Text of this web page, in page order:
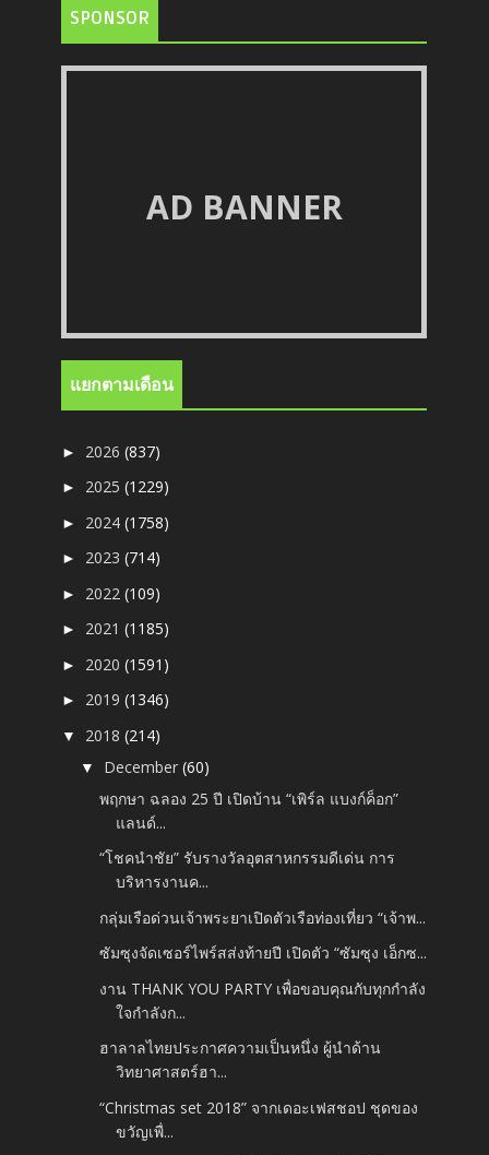
SPONSOR
AD BANNER
แยกตามเดือน
► 2026(837)
► 2025(1229)
► 2024(1758)
► 2023(714)
► 2022(109)
► 2021(1185)
► 2020(1591)
► 2019(1346)
▼ 2018(214)
▼ December(60)
พฤกษา ฉลอง 25 ปี เปิดบ้าน “เพิร์ล แบงก์ค็อก”
แลนด์...
“โชคนำชัย” รับรางวัลอุตสาหกรรมดีเด่น การ
บริหารงานค...
กลุ่มเรือด่วนเจ้าพระยาเปิดตัวเรือท่องเที่ยว “เจ้าพ...
ซัมซุงจัดเซอร์ไพร์สส่งท้ายปี เปิดตัว “ซัมซุง เอ็กซ...
งาน THANK YOU PARTY เพื่อขอบคุณกับทุกกำลัง
ใจกำลังก...
ฮาลาลไทยประกาศความเป็นหนึ่ง ผู้นำด้าน
วิทยาศาสตร์ฮา...
“Christmas set 2018” จากเดอะเฟสชอป ชุดของ
ขวัญเพื่...